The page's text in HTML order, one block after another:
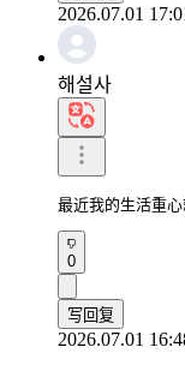
2026.07.01
해설사
最近我的生活重
0
写回复
2026.07.01